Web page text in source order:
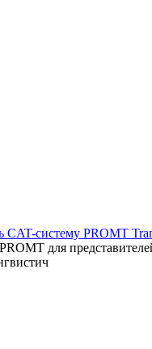
CAT-систему PROMT
для